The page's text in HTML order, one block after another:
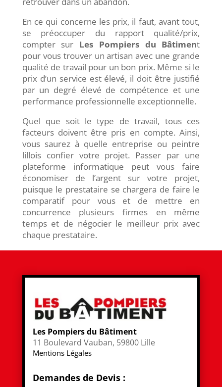
En ce qui concerne les prix, il faut, avant tout,
se préoccuper du rapport qualité/prix,
compter sur Les Pompiers du Bâtiment
pour vous trouver un artisan avec une grande
qualité de travail pour un bon prix. Même si le
prix d’un service est élevé, il doit être justifié
par un degré élevé de compétence et une
performance professionnelle exceptionnelle.
Quel que soit le type de travail, tous ces
facteurs doivent être pris en compte. Ainsi,
vous saurez à quelle entreprise ou peintre
lillois confier votre projet. Passer par une
plateforme informatique peut vous faire
économiser de l’argent sur votre projet,
puisque le prestataire se chargera de faire le
comparatif pour vous et de mettre en
concurrence plusieurs firmes en même
temps et de négocier le meilleur prix avec
chaque prestataire.
Les Pompiers du Bâtiment
11 Boulevard Vauban, 59800 Lille
Mentions Légales
Demandes de Devis :